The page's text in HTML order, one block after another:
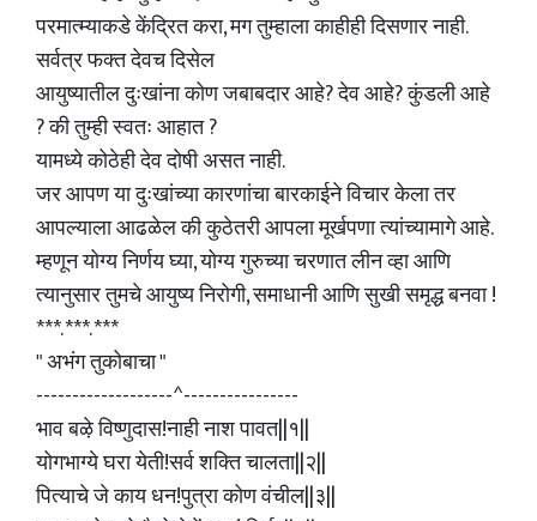
परमात्म्याकडे केंद्रित करा, मग तुम्हाला काहीही दिसणार नाही.
सर्वत्र फक्त देवच दिसेल
आयुष्यातील दुःखांना कोण जबाबदार आहे? देव आहे? कुंडली आहे
? की तुम्ही स्वतः आहात ?
यामध्ये कोठेही देव दोषी असत नाही.
जर आपण या दुःखांच्या कारणांचा बारकाईने विचार केला तर
आपल्याला आढळेल की कुठेतरी आपला मूर्खपणा त्यांच्यामागे आहे.
म्हणून योग्य निर्णय घ्या, योग्य गुरुच्या चरणात लीन व्हा आणि
त्यानुसार तुमचे आयुष्य निरोगी, समाधानी आणि सुखी समृद्ध बनवा !
***. ***. ***
" अभंग तुकोबाचा "
-------------------^----------------
भाव बऴे विष्णुदास!नाही नाश पावत||१||
योगभाग्ये घरा येती!सर्व शक्ति चालता||२||
पित्याचे जे काय धन!पुत्रा कोण वंचील||३||